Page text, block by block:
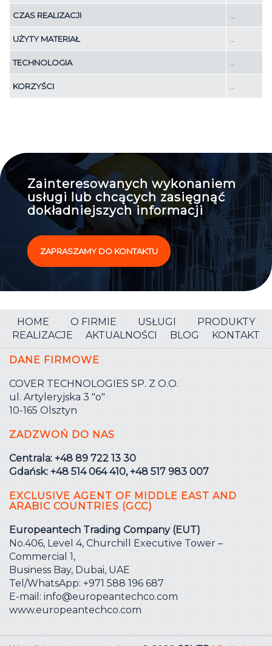
CZAS REALIZACJI
UŻYTY MATERIAŁ
TECHNOLOGIA
KORZYŚCI
Zainteresowanych wykonaniem
usługi lub chcących zasięgnąć
dokładniejszych informacji
ZAPRASZAMY DO KONTAKTU
HOME O FIRMIE USŁUGI
PRODUKTY
REALIZACJE
AKTUALNOŚCI BLOG KONTAKT
DANE FIRMOWE
COVER TECHNOLOGIES SP. Z O.O.
ul. Artyleryjska 3 ″o″
10-165 Olsztyn
ZADZWOŃ DO NAS
Centrala: +48 89 722 13 30
Gdańsk: +48 514 064 410, +48 517 983 007
EXCLUSIVE AGENT OF MIDDLE EAST AND
ARABIC COUNTRIES (GCC)
Europeantech Trading Company (EUT)
No.406, Level 4, Churchill Executive Tower –
Commercial 1,
Business Bay, Dubai, UAE
Tel/WhatsApp: +971 588 196 687
E-mail: info@europeantechco.com
www.europeantechco.com